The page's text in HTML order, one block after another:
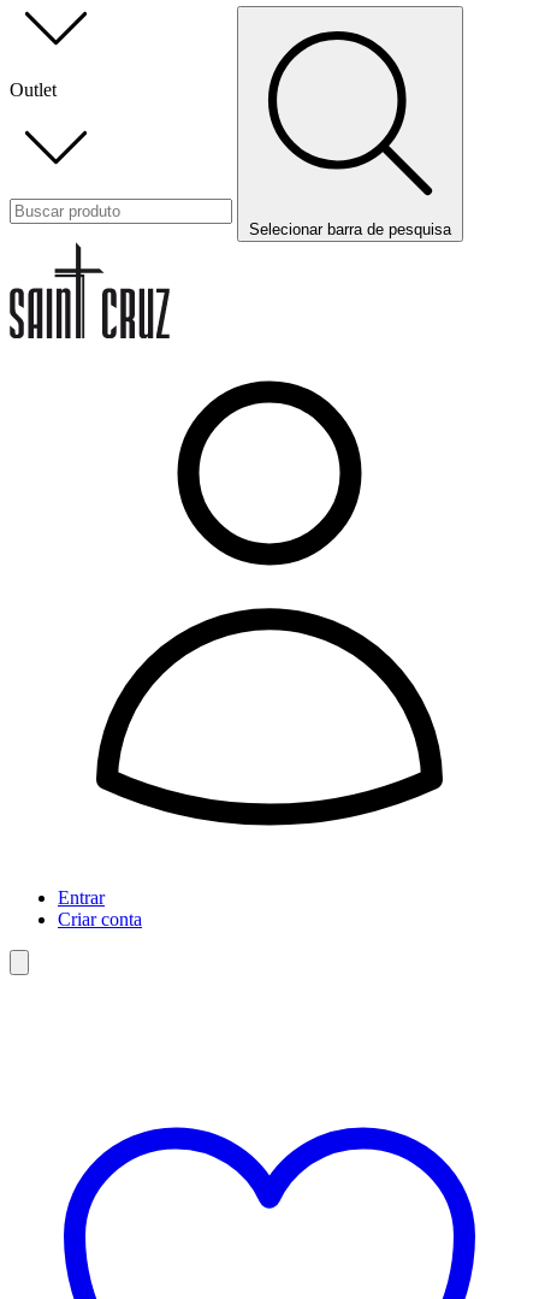
Outlet
Selecionar barra de pesquisa
Entrar
Criar conta